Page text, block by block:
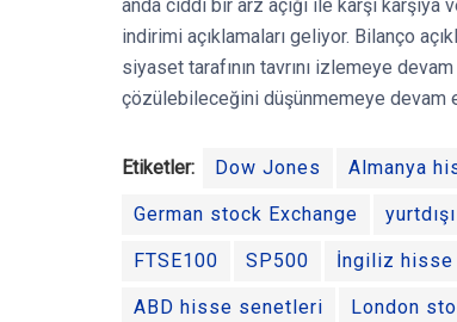
anda ciddi bir arz açığı ile karşı
indirimi açıklamaları geliyor. Bilanço
siyaset tarafının tavrını izlemeye
çözülebileceğini düşünmemeye devam
Etiketler: Dow Jones Almanya
German stock Exchange
FTSE100 SP500 İngiliz
ABD hisse senetleri London